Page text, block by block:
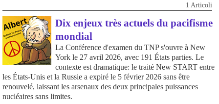
1 Articoli
Dix enjeux très actuels du pacifisme
mondial
La Conférence d'examen du TNP s'ouvre à New
York le 27 avril 2026, avec 191 États parties. Le
contexte est dramatique: le traité New START entre
les États-Unis et la Russie a expiré le 5 février 2026 sans être
renouvelé, laissant les arsenaux des deux principales puissances
nucléaires sans limites.